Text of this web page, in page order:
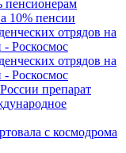
пенсионерам
10% пенсии
отрядов на
Роскосмос
отрядов на
Роскосмос
препарат
с космодрома